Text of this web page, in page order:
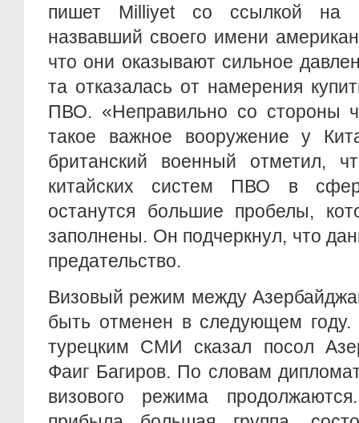
пишет Milliyet со ссылкой на
назвавший своего имени
что они оказывают сильное
та отказалась от намерения
ПВО. «Неправильно со стороны
такое важное вооружение у
британский военный отметил,
китайских систем ПВО в
останутся большие пробелы,
заполнены. Он подчеркнул, что
предательство.
Визовый режим между
быть отменен в следующем
турецким СМИ сказал посол
Фаиг Багиров. По словам
визового режима